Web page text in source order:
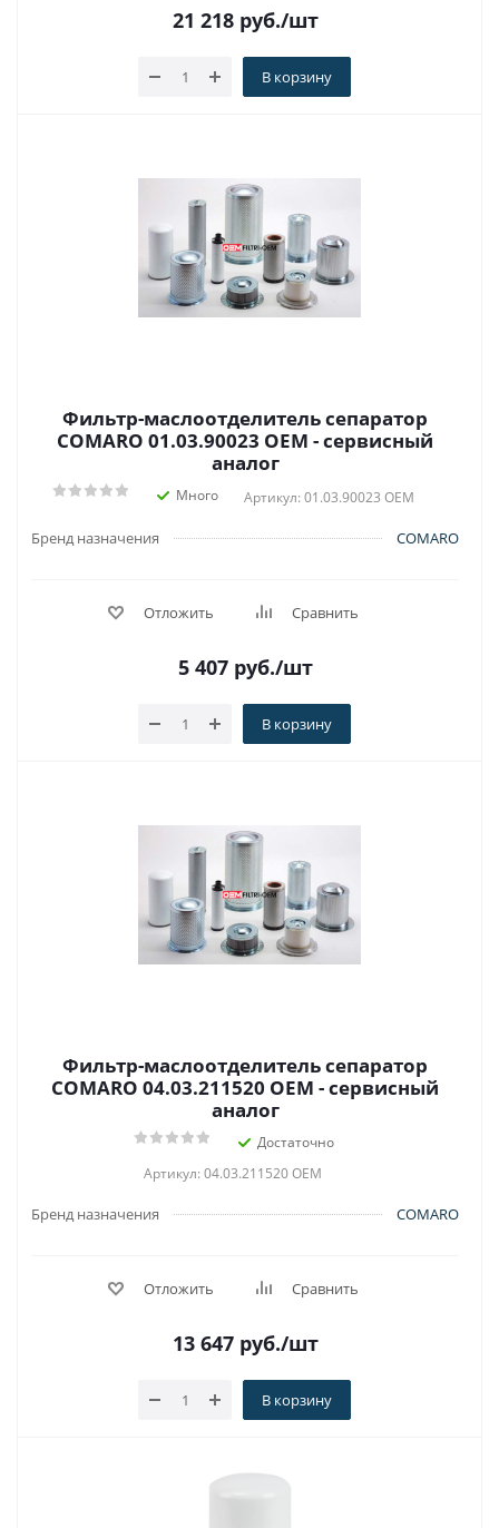
21 218 руб./шт
В корзину
Фильтр-маслоотделитель сепаратор
COMARO 01.03.90023 OEM - сервисный
аналог
Много Артикул: 01.03.90023 OEM
Бренд назначения COMARO
Отложить Сравнить
5 407 руб./шт
В корзину
Фильтр-маслоотделитель сепаратор
COMARO 04.03.211520 OEM - сервисный
аналог
Достаточно
Артикул: 04.03.211520 OEM
Бренд назначения COMARO
Отложить Сравнить
13 647 руб./шт
В корзину